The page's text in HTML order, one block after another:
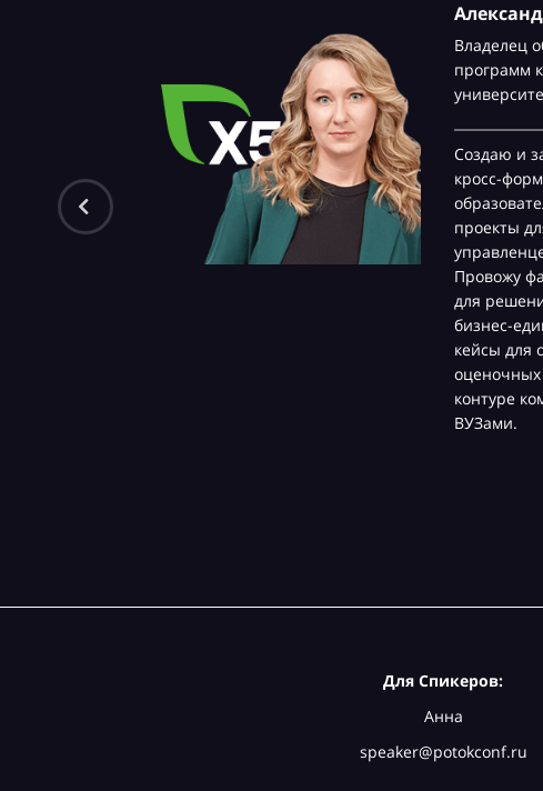
Владелец
программ
Создаю и
кросс-
проекты
Провожу
для
бизнес-
кейсы для
контуре
ВУЗами.
Для Спикеров:
Анна
speaker@potokconf.ru